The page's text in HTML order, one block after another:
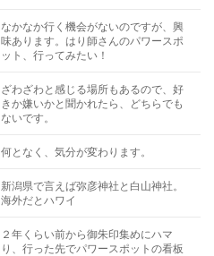
なかなか行く機会がないのですが、興
味あります。はり師さんのパワースポ
ット、行ってみたい！
ざわざわと感じる場所もあるので、好
きか嫌いかと聞かれたら、どちらでも
ないです。
何となく、気分が変わります。
新潟県で言えば弥彦神社と白山神社。
海外だとハワイ
２年くらい前から御朱印集めにハマ
り、行った先でパワースポットの看板